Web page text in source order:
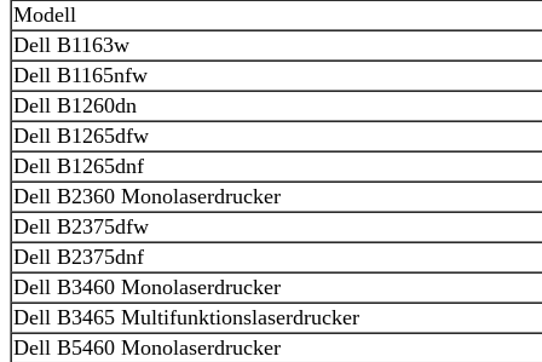
Modell
Dell B1163w
Dell B1165nfw
Dell B1260dn
Dell B1265dfw
Dell B1265dnf
Dell B2360 Monolaserdrucker
Dell B2375dfw
Dell B2375dnf
Dell B3460 Monolaserdrucker
Dell B3465 Multifunktionslaserdrucker
Dell B5460 Monolaserdrucker